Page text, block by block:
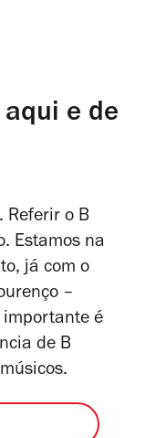
e de
Referir o B
Estamos na
já com o
–
importante é
de B